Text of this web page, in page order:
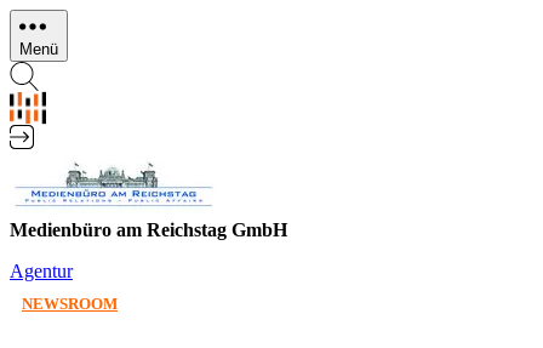
Direkt
zum
Inhalt
Menü
Medienbüro am Reichstag GmbH
Agentur
NEWSROOM